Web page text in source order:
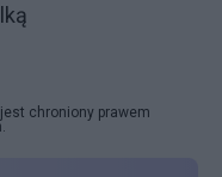
chroniony prawem